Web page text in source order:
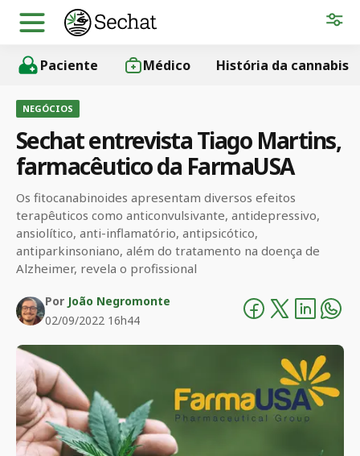
Paciente Médico História da cannabis
NEGÓCIOS
Sechat entrevista Tiago Martins,
farmacêutico da FarmaUSA
Os fitocanabinoides apresentam diversos efeitos
terapêuticos como anticonvulsivante, antidepressivo,
ansiolítico, anti-inflamatório, antipsicótico,
antiparkinsoniano, além do tratamento na doença de
Alzheimer, revela o profissional
Por João Negromonte
02/09/2022 16h44